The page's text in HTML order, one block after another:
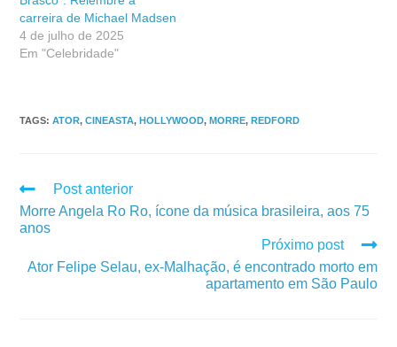
carreira de Michael Madsen
4 de julho de 2025
Em "Celebridade"
TAGS:ATOR, CINEASTA, HOLLYWOOD, MORRE, REDFORD
Post anterior
Morre Angela Ro Ro, ícone da música brasileira, aos 75
anos
Próximo post
Ator Felipe Selau, ex-Malhação, é encontrado morto em
apartamento em São Paulo